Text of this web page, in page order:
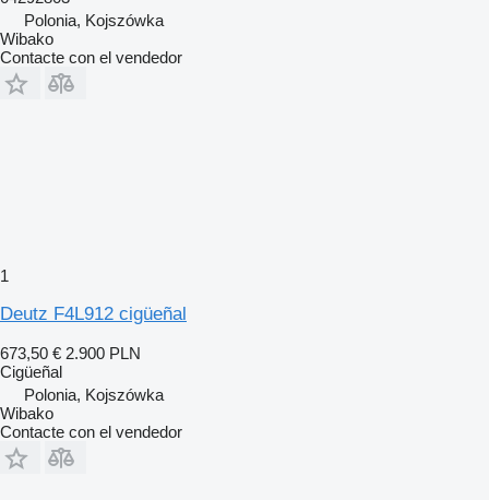
Polonia, Kojszówka
Wibako
Contacte con el vendedor
1
Deutz F4L912 cigüeñal
673,50 € 2.900 PLN
Cigüeñal
Polonia, Kojszówka
Wibako
Contacte con el vendedor